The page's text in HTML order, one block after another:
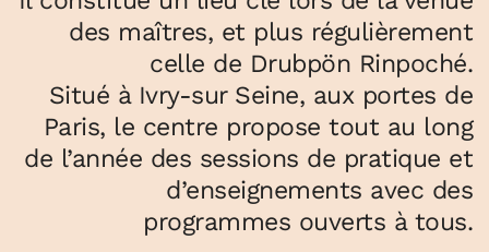
des maîtres, et plus régulièrement
celle de Drubpön Rinpoché.
Situé à Ivry-sur Seine, aux portes de
Paris, le centre propose tout au long
de l’année des sessions de pratique et
d’enseignements avec des
programmes ouverts à tous.